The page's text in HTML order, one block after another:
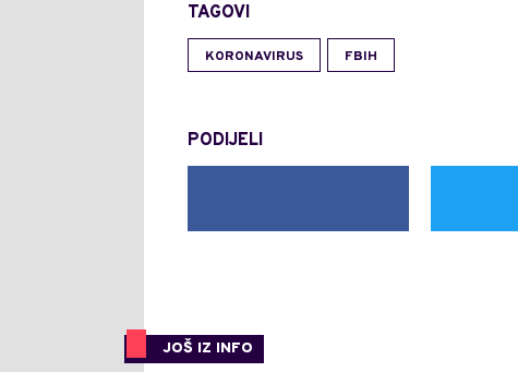
TAGOVI
KORONAVIRUS FBIH
PODIJELI
JOŠ IZ INFO